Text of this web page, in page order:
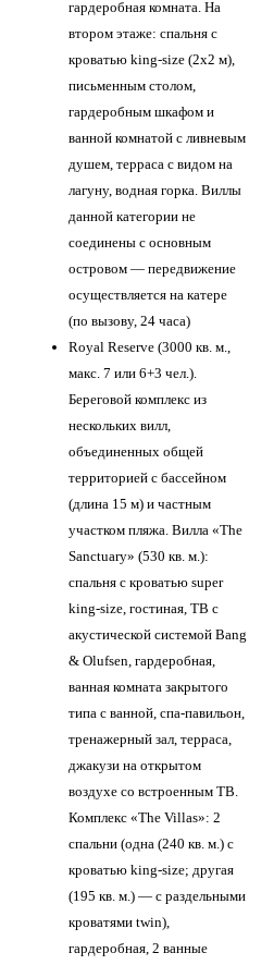
гардеробная комната. На
втором этаже: спальня с
кроватью king-size (2х2 м),
письменным столом,
гардеробным шкафом и
ванной комнатой с ливневым
душем, терраса с видом на
лагуну, водная горка. Виллы
данной категории не
соединены с основным
островом — передвижение
осуществляется на катере
(по вызову, 24 часа)
Royal Reserve (3000 кв. м.,
макс. 7 или 6+3 чел.).
Береговой комплекс из
нескольких вилл,
объединенных общей
территорией с бассейном
(длина 15 м) и частным
участком пляжа. Вилла «The
Sanctuary» (530 кв. м.):
спальня с кроватью super
king-size, гостиная, ТВ с
акустической системой Bang
& Olufsen, гардеробная,
ванная комната закрытого
типа с ванной, спа-павильон,
тренажерный зал, терраса,
джакузи на открытом
воздухе со встроенным ТВ.
Комплекс «The Villas»: 2
спальни (одна (240 кв. м.) с
кроватью king-size; другая
(195 кв. м.) — с раздельными
кроватями twin),
гардеробная, 2 ванные